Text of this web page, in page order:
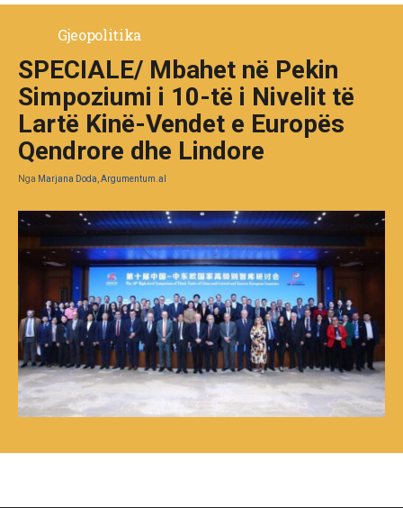
Gjeopolitika
SPECIALE/ Mbahet në Pekin
Simpoziumi i 10-të i Nivelit të
Lartë Kinë-Vendet e Europës
Qendrore dhe Lindore
Nga Marjana Doda, Argumentum.al